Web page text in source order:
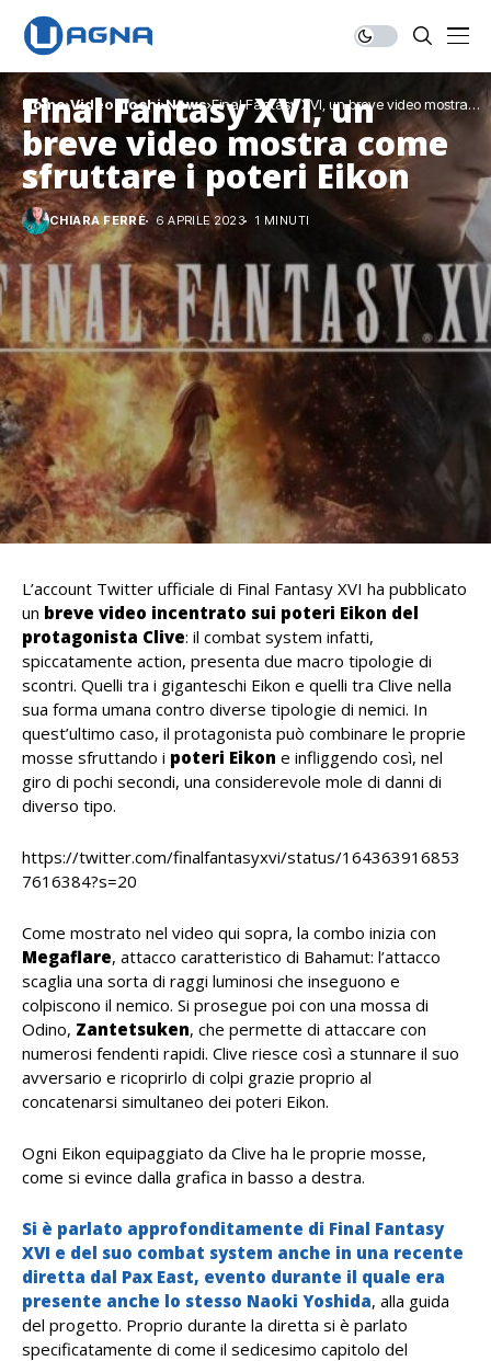
Home Videogiochi News Final Fantasy XVI, un breve video mostra
come sfruttare i poteri Eikon
Final Fantasy XVI, un
breve video mostra come
sfruttare i poteri Eikon
CHIARA FERRÈ 6 APRILE 2023 1 MINUTI
L’account Twitter ufficiale di Final Fantasy XVI ha pubblicato
un breve video incentrato sui poteri Eikon del
protagonista Clive: il combat system infatti,
spiccatamente action, presenta due macro tipologie di
scontri. Quelli tra i giganteschi Eikon e quelli tra Clive nella
sua forma umana contro diverse tipologie di nemici. In
quest’ultimo caso, il protagonista può combinare le proprie
mosse sfruttando i poteri Eikon e infliggendo così, nel
giro di pochi secondi, una considerevole mole di danni di
diverso tipo.
https://twitter.com/finalfantasyxvi/status/164363916853
7616384?s=20
Come mostrato nel video qui sopra, la combo inizia con
Megaflare, attacco caratteristico di Bahamut: l’attacco
scaglia una sorta di raggi luminosi che inseguono e
colpiscono il nemico. Si prosegue poi con una mossa di
Odino, Zantetsuken, che permette di attaccare con
numerosi fendenti rapidi. Clive riesce così a stunnare il suo
avversario e ricoprirlo di colpi grazie proprio al
concatenarsi simultaneo dei poteri Eikon.
Ogni Eikon equipaggiato da Clive ha le proprie mosse,
come si evince dalla grafica in basso a destra.
Si è parlato approfonditamente di Final Fantasy
XVI e del suo combat system anche in una recente
diretta dal Pax East, evento durante il quale era
presente anche lo stesso Naoki Yoshida, alla guida
del progetto. Proprio durante la diretta si è parlato
specificatamente di come il sedicesimo capitolo del